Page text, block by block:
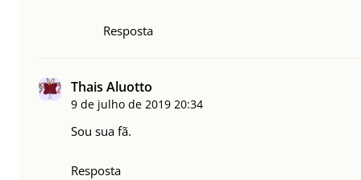
Resposta
Thais Aluotto
9 de julho de 2019 20:34
Sou sua fã.
Resposta